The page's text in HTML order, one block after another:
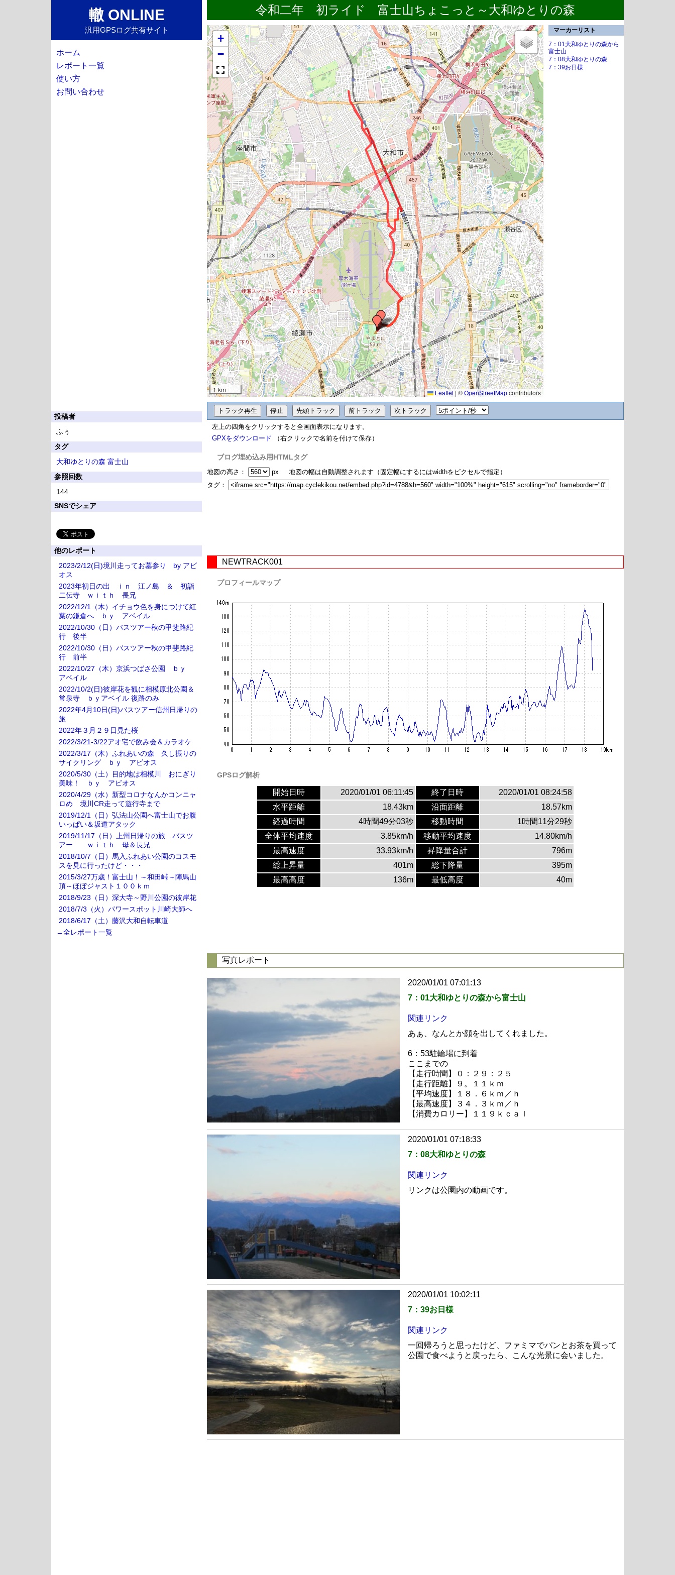
令和二年 初ライド 富士山ちょこっと～大和ゆとりの森
+
−
1 km Leaflet | ©OpenStreetMapcontributors
マーカーリスト
7：01大和ゆとりの森から
富士山
7：08大和ゆとりの森
7：39お日様
左上の四角をクリックすると全画面表示になります。
GPXをダウンロード （右クリックで名前を付けて保存）
ブログ埋め込み用HTMLタグ
地図の高さ：
px 地図の幅は自動調整されます（固定幅にするにはwidthをピクセルで指定）
タグ：
NEWTRACK001
プロフィールマップ
GPSログ解析
開始日時 2020/01/01 06:11:45 終了日時
2020/01/01 08:24:58
水平距離
18.43km 沿面距離
18.57km
経過時間
4時間49分03秒 移動時間
1時間11分29秒
全体平均速度
3.85km/h 移動平均速度
14.80km/h
最高速度
33.93km/h 昇降量合計
796m
総上昇量
401m 総下降量
395m
最高高度
136m 最低高度 40m
写真レポート
2020/01/01 07:01:13
7：01大和ゆとりの森から富士山
関連リンク
あぁ、なんとか顔を出してくれました。
6：53駐輪場に到着
ここまでの
【走行時間】０：２９：２５
【走行距離】９。１１ｋｍ
【平均速度】１８．６ｋｍ／ｈ
【最高速度】３４．３ｋｍ／ｈ
【消費カロリー】１１９ｋｃａｌ
2020/01/01 07:18:33
7：08大和ゆとりの森
関連リンク
リンクは公園内の動画です。
2020/01/01 10:02:11
7：39お日様
関連リンク
一回帰ろうと思ったけど、ファミマでパンとお茶を買って
公園で食べようと戻ったら、こんな光景に会いました。
轍 ONLINE
汎用GPSログ共有サイト
ホーム
レポート一覧
使い方
お問い合わせ
投稿者
ふぅ
タグ
大和ゆとりの森 富士山
参照回数
144
SNSでシェア
他のレポート
2023/2/12(日)境川走ってお墓参り by アビ
オス
2023年初日の出 ｉｎ 江ノ島 ＆ 初詣
二伝寺 ｗｉｔｈ 長兄
2022/12/1（木）イチョウ色を身につけて紅
葉の鎌倉へ ｂｙ アベイル
2022/10/30（日）バスツアー秋の甲斐路紀
行 後半
2022/10/30（日）バスツアー秋の甲斐路紀
行 前半
2022/10/27（木）京浜つばさ公園 ｂｙ
アベイル
2022/10/2(日)彼岸花を観に相模原北公園＆
常泉寺 ｂｙアベイル 復路のみ
2022年4月10日(日)バスツアー信州日帰りの
旅
2022年３月２９日見た桜
2022/3/21-3/22アオ宅で飲み会＆カラオケ
2022/3/17（木）ふれあいの森 久し振りの
サイクリング ｂｙ アビオス
2020/5/30（土）目的地は相模川 おにぎり
美味！ ｂｙ アビオス
2020/4/29（水）新型コロナなんかコンニャ
ロめ 境川CR走って遊行寺まで
2019/12/1（日）弘法山公園へ富士山でお腹
いっぱい＆坂道アタック
2019/11/17（日）上州日帰りの旅 バスツ
アー ｗｉｔｈ 母＆長兄
2018/10/7（日）馬入ふれあい公園のコスモ
スを見に行ったけど・・・
2015/3/27万歳！富士山！～和田峠～陣馬山
頂～ほぼジャスト１００ｋｍ
2018/9/23（日）深大寺～野川公園の彼岸花
2018/7/3（火）パワースポット川崎大師へ
2018/6/17（土）藤沢大和自転車道
→全レポート一覧